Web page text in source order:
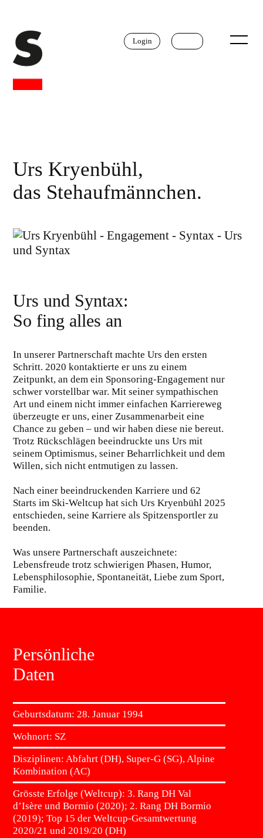
Login
Urs Kryenbühl,
das Stehaufmännchen.
Urs und Syntax:
So fing alles an
In unserer Partnerschaft machte Urs den ersten
Schritt. 2020 kontaktierte er uns zu einem
Zeitpunkt, an dem ein Sponsoring-Engagement nur
schwer vorstellbar war. Mit seiner sympathischen
Art und einem nicht immer einfachen Karriereweg
überzeugte er uns, einer Zusammenarbeit eine
Chance zu geben – und wir haben diese nie bereut.
Trotz Rückschlägen beeindruckte uns Urs mit
seinem Optimismus, seiner Beharrlichkeit und dem
Willen, sich nicht entmutigen zu lassen.
Nach einer beeindruckenden Karriere und 62
Starts im Ski-Weltcup hat sich Urs Kryenbühl 2025
entschieden, seine Karriere als Spitzensportler zu
beenden.
Was unsere Partnerschaft auszeichnete:
Lebensfreude trotz schwierigen Phasen, Humor,
Lebensphilosophie, Spontaneität, Liebe zum Sport,
Familie.
Persönliche
Daten
Geburtsdatum: 28. Januar 1994
Wohnort: SZ
Disziplinen: Abfahrt (DH), Super-G (SG), Alpine
Kombination (AC)
Grösste Erfolge (Weltcup):3. Rang DH Val
d’Isère und Bormio (2020); 2. Rang DH Bormio
(2019); Top 15 der Weltcup-Gesamtwertung
2020/21 und 2019/20 (DH)